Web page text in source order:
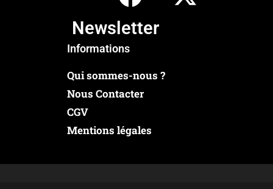
Newsletter
Informations
Qui sommes-nous ?
Nous Contacter
CGV
Mentions légales